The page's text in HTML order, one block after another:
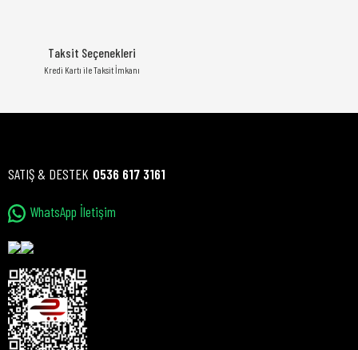
Taksit Seçenekleri
Kredi Kartı ile Taksit İmkanı
SATIŞ & DESTEK 0536 617 3161
WhatsApp İletişim